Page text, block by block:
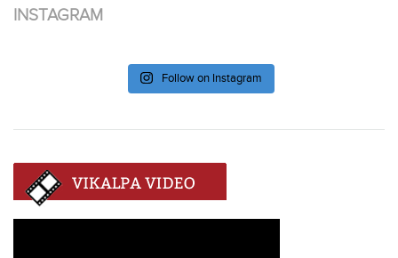
INSTAGRAM
Follow on Instagram